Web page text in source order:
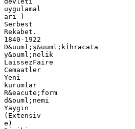
uygulamal
arı )
Serbest
Rekabet.
1840-1922
D&uuml;ş&uuml;kİhracata
y&ouml;nelik
LaissezFaire
Cemaatler
Yeni
kurumlar
R&eacute;form
d&ouml;nemi
Yaygın
(Extensiv
e)